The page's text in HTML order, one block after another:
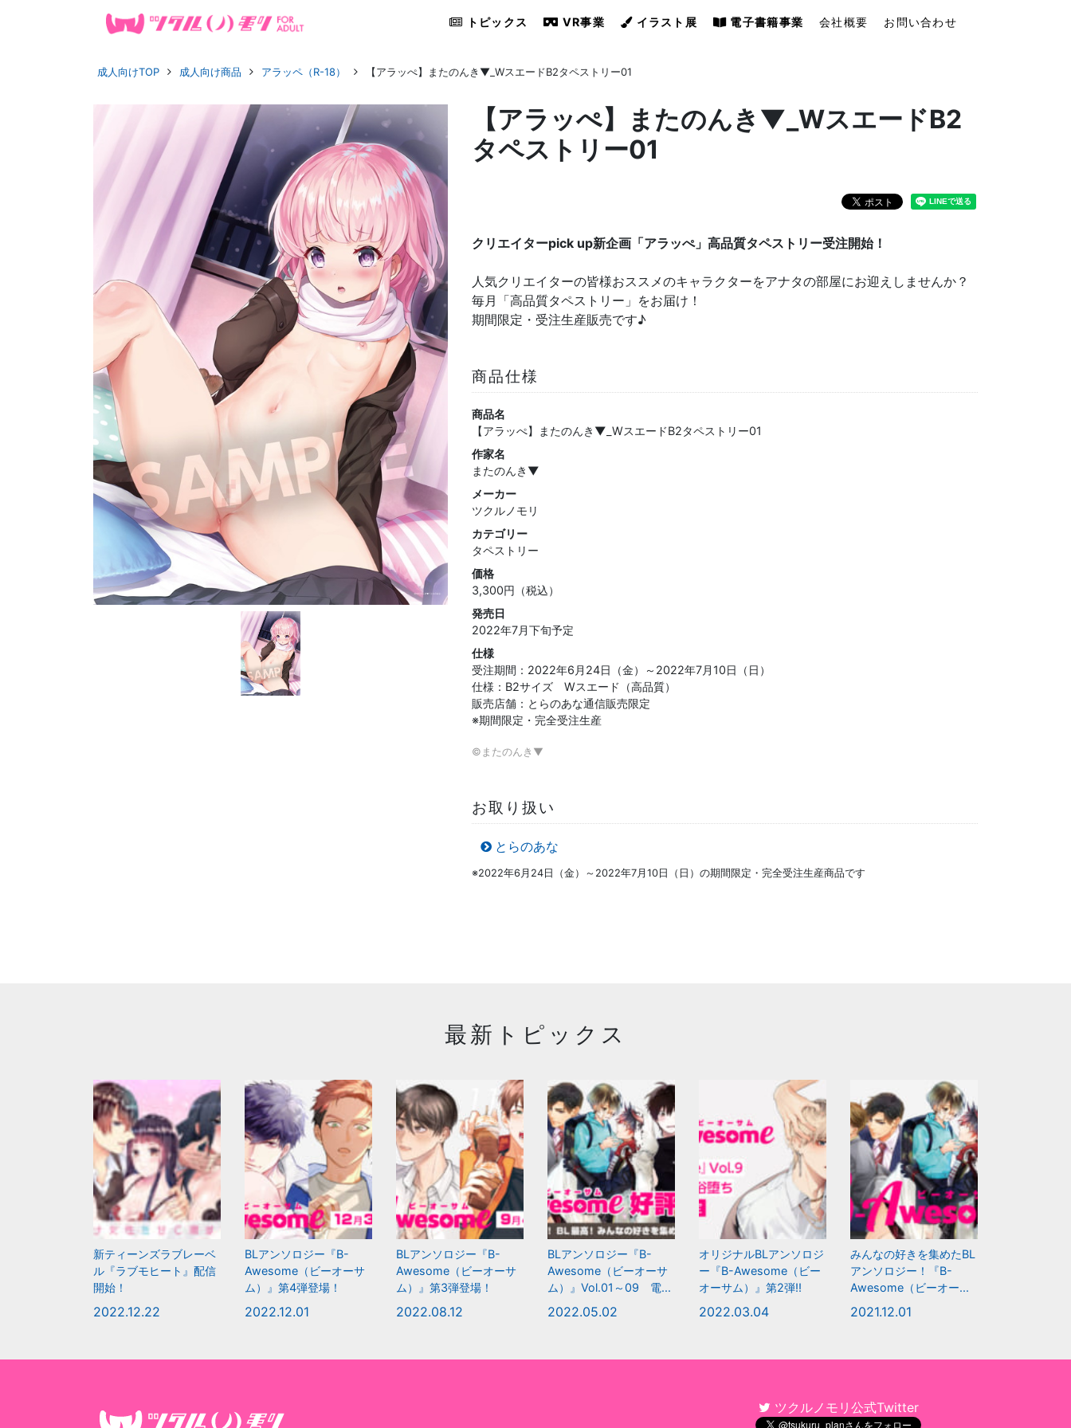
トピックス VR事業 イラスト展 電子書籍事業 会社概要 お問い合わせ
成人向けTOP 成人向け商品 アラッペ（R-18） 【アラッぺ】またのんき▼_WスエードB2タペストリー01
【アラッぺ】またのんき▼_WスエードB2
タペストリー01
クリエイターpick up新企画「アラッぺ」高品質タペストリー受注開始！
人気クリエイターの皆様おススメのキャラクターをアナタの部屋にお迎えしませんか？
毎月「高品質タペストリー」をお届け！
期間限定・受注生産販売です♪
商品仕様
商品名
【アラッぺ】またのんき▼_WスエードB2タペストリー01
作家名
またのんき▼
メーカー
ツクルノモリ
カテゴリー
タペストリー
価格
3,300円（税込）
発売日
2022年7月下旬予定
仕様
受注期間：2022年6月24日（金）～2022年7月10日（日）
仕様：B2サイズ Wスエード（高品質）
販売店舗：とらのあな通信販売限定
※期間限定・完全受注生産
©またのんき▼
お取り扱い
とらのあな
※2022年6月24日（金）～2022年7月10日（日）の期間限定・完全受注生産商品です
最新トピックス
新ティーンズラブレーベ
ル『ラブモヒート』配信
開始！
2022.12.22
BLアンソロジー『B-
Awesome（ビーオーサ
ム）』第4弾登場！
2022.12.01
BLアンソロジー『B-
Awesome（ビーオーサ
ム）』第3弾登場！
2022.08.12
BLアンソロジー『B-
Awesome（ビーオーサ
ム）』Vol.01～09 電...
2022.05.02
オリジナルBLアンソロジ
ー『B-Awesome（ビー
オーサム）』第2弾!!
2022.03.04
みんなの好きを集めたBL
アンソロジー！『B-
Awesome（ビーオー...
2021.12.01
ツクルノモリ公式Twitter